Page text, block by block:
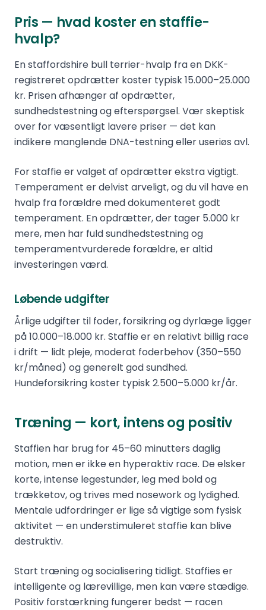
Pris — hvad koster en staffie-
hvalp?
En staffordshire bull terrier-hvalp fra en DKK-
registreret opdrætter koster typisk 15.000–25.000
kr. Prisen afhænger af opdrætter,
sundhedstestning og efterspørgsel. Vær skeptisk
over for væsentligt lavere priser — det kan
indikere manglende DNA-testning eller useriøs avl.
For staffie er valget af opdrætter ekstra vigtigt.
Temperament er delvist arveligt, og du vil have en
hvalp fra forældre med dokumenteret godt
temperament. En opdrætter, der tager 5.000 kr
mere, men har fuld sundhedstestning og
temperamentvurderede forældre, er altid
investeringen værd.
Løbende udgifter
Årlige udgifter til foder, forsikring og dyrlæge ligger
på 10.000–18.000 kr. Staffie er en relativt billig race
i drift — lidt pleje, moderat foderbehov (350–550
kr/måned) og generelt god sundhed.
Hundeforsikring koster typisk 2.500–5.000 kr/år.
Træning — kort, intens og positiv
Staffien har brug for 45–60 minutters daglig
motion, men er ikke en hyperaktiv race. De elsker
korte, intense legestunder, leg med bold og
trækketov, og trives med nosework og lydighed.
Mentale udfordringer er lige så vigtige som fysisk
aktivitet — en understimuleret staffie kan blive
destruktiv.
Start træning og socialisering tidligt. Staffies er
intelligente og lærevillige, men kan være stædige.
Positiv forstærkning fungerer bedst — racen